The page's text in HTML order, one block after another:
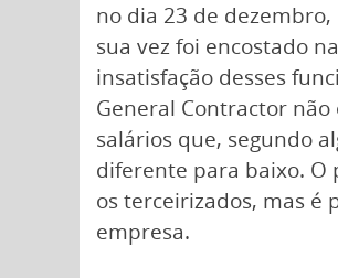
no dia 23 de
sua vez foi encostado
insatisfação desses
General Contractor
salários que, segundo
diferente para baixo. O
os terceirizados, mas é
empresa.